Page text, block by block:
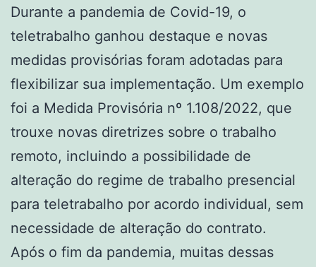
Durante a pandemia de Covid-19, o
teletrabalho ganhou destaque e novas
medidas provisórias foram adotadas para
flexibilizar sua implementação. Um exemplo
foi a Medida Provisória nº 1.108/2022, que
trouxe novas diretrizes sobre o trabalho
remoto, incluindo a possibilidade de
alteração do regime de trabalho presencial
para teletrabalho por acordo individual, sem
necessidade de alteração do contrato.
Após o fim da pandemia, muitas dessas